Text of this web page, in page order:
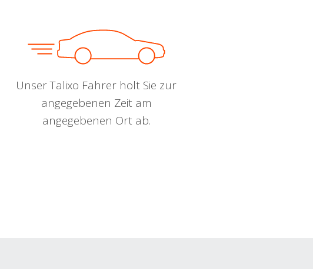
Unser Talixo Fahrer holt Sie zur
angegebenen Zeit am
angegebenen Ort ab.